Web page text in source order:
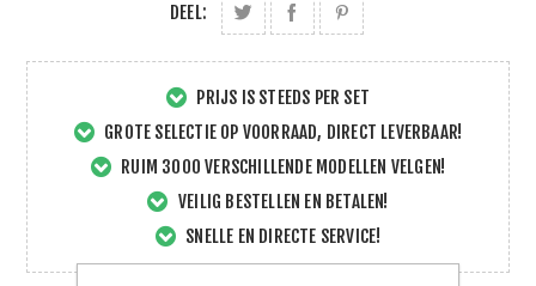
DEEL:
PRIJS IS STEEDS PER SET
GROTE SELECTIE OP VOORRAAD, DIRECT LEVERBAAR!
RUIM 3000 VERSCHILLENDE MODELLEN VELGEN!
VEILIG BESTELLEN EN BETALEN!
SNELLE EN DIRECTE SERVICE!